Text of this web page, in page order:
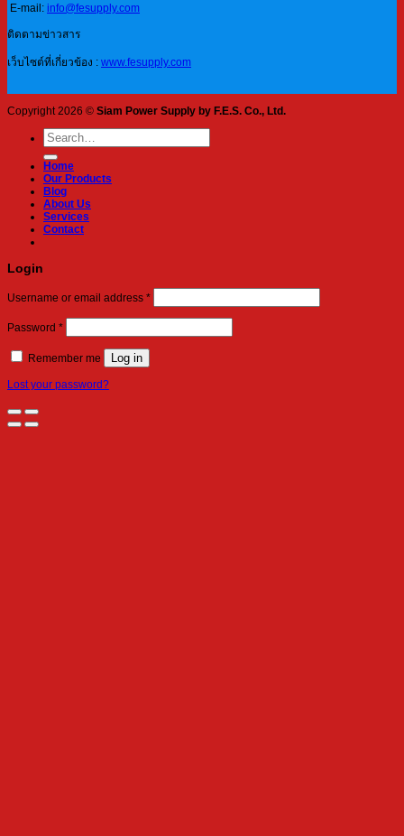
E-mail: info@fesupply.com
ติดตามข่าวสาร
เว็บไซต์ที่เกี่ยวข้อง : www.fesupply.com
Copyright 2026 © Siam Power Supply by F.E.S. Co., Ltd.
Search
for:
Home
Our Products
Blog
About Us
Services
Contact
Login
Username or email address *Required
Password *Required
Remember me Log in
Lost your password?